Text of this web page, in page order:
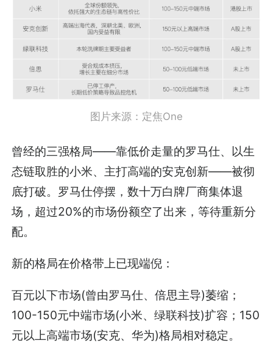
图片来源：定焦One
曾经的三强格局——靠低价走量的罗马仕、以生
态链取胜的小米、主打高端的安克创新——被彻
底打破。罗马仕停摆，数十万白牌厂商集体退
场，超过20%的市场份额空了出来，等待重新分
配。
新的格局在价格带上已现端倪：
百元以下市场(曾由罗马仕、倍思主导)萎缩；
100-150元中端市场(小米、绿联科技)扩容；150
元以上高端市场(安克、华为)格局相对稳定。